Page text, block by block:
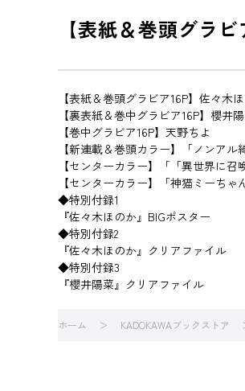
【表紙＆巻頭グラ
【表紙＆巻頭グラビア16P】佐々木
【裏表紙＆巻中グラビア16P】櫻井
【巻中グラビア16P】天野ちよ
【新連載＆巻頭カラー】「ノンアル
【センターカラー】「「異世界に
【センターカラー】「神猫ミーち
◆特別付録1
『佐々木ほのか』BIGポスター
◆特別付録2
『佐々木ほのか』クリアファイル
◆特別付録3
『櫻井陽菜』クリアファイル
ホーム KADOKAWAブックストア